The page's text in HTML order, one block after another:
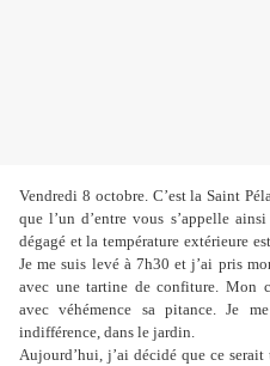
Vendredi 8 octobre. C’est la Saint
que l’un d’entre vous s’appelle
dégagé et la température extérieure
Je me suis levé à 7h30 et j’ai pris
avec une tartine de confiture. Mon
avec véhémence sa pitance. Je
indifférence, dans le jardin.
Aujourd’hui, j’ai décidé que ce